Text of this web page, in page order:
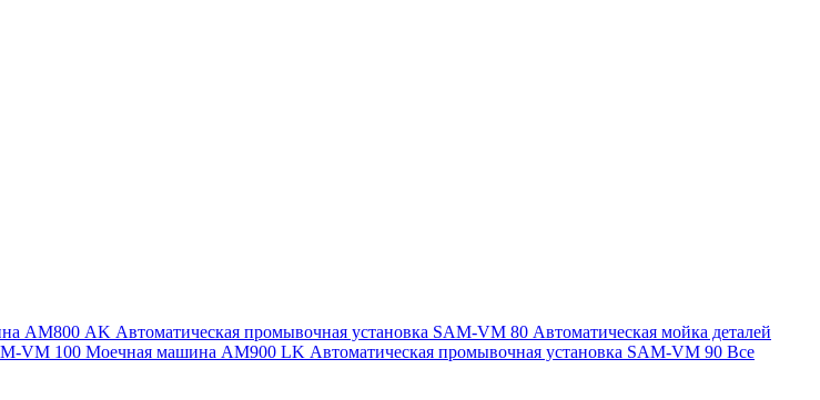
АМ800 AK Автоматическая промывочная установка SAM-VM 80 Автоматическая мойка деталей
VM 100 Моечная машина AM900 LK Автоматическая промывочная установка SAM-VM 90 Все